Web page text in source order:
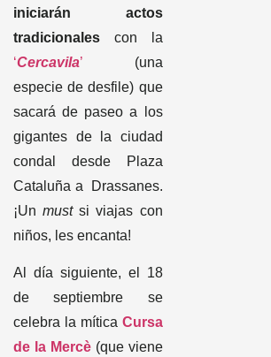
iniciarán actos
tradicionales con la
‘Cercavila’ (una
especie de desfile) que
sacará de paseo a los
gigantes de la ciudad
condal desde Plaza
Cataluña a Drassanes.
¡Unmustsi viajas con
niños, les encanta!
Al día siguiente, el 18
de septiembre se
celebra la mítica Cursa
de la Mercè(que viene